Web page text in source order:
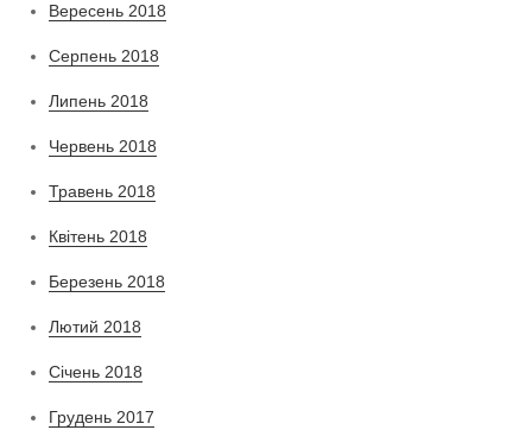
Вересень 2018
Серпень 2018
Липень 2018
Червень 2018
Травень 2018
Квітень 2018
Березень 2018
Лютий 2018
Січень 2018
Грудень 2017